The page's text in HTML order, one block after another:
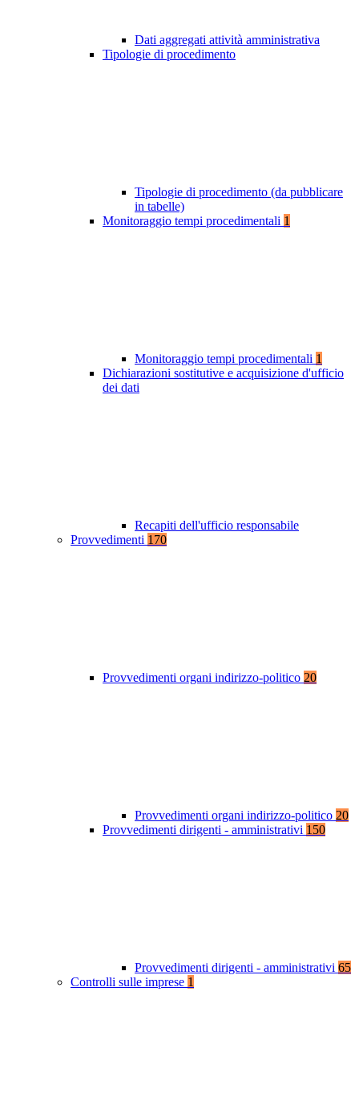
Dati aggregati attività amministrativa
Tipologie di procedimento
Tipologie di procedimento (da pubblicare
in tabelle)
Monitoraggio tempi procedimentali 1
Monitoraggio tempi procedimentali 1
Dichiarazioni sostitutive e acquisizione d'ufficio
dei dati
Recapiti dell'ufficio responsabile
Provvedimenti 170
Provvedimenti organi indirizzo-politico 20
Provvedimenti organi indirizzo-politico 20
Provvedimenti dirigenti - amministrativi 150
Provvedimenti dirigenti - amministrativi 65
Controlli sulle imprese 1